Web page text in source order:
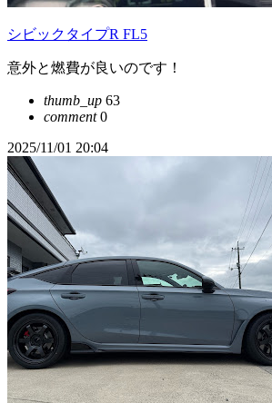
シビックタイプR FL5
意外と燃費が良いのです！
thumb_up 63
comment0
2025/11/01 20:04